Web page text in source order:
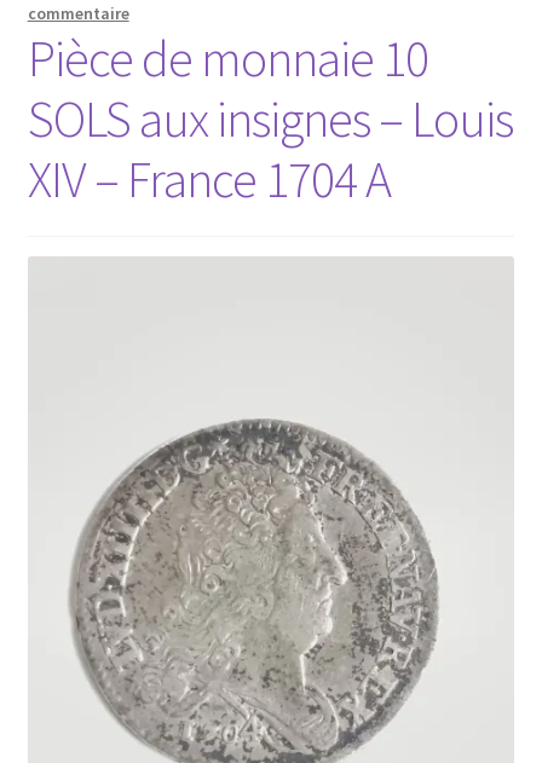
commentaire
Pièce de monnaie 10
SOLS aux insignes – Louis
XIV – France 1704 A